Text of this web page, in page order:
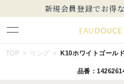
新規会員登録でお得
TOP リング K10ホワイトゴール
品番：